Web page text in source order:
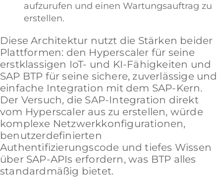
aufzurufen und einen Wartungsauftrag zu
erstellen.
Diese Architektur nutzt die Stärken beider
Plattformen: den Hyperscaler für seine
erstklassigen IoT- und KI-Fähigkeiten und
SAP BTP für seine sichere, zuverlässige und
einfache Integration mit dem SAP-Kern.
Der Versuch, die SAP-Integration direkt
vom Hyperscaler aus zu erstellen, würde
komplexe Netzwerkkonfigurationen,
benutzerdefinierten
Authentifizierungscode und tiefes Wissen
über SAP-APIs erfordern, was BTP alles
standardmäßig bietet.